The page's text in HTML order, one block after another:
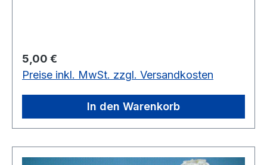
Regulärer Preis:
5,00 €
Preise inkl. MwSt. zzgl. Versandkosten
In den Warenkorb